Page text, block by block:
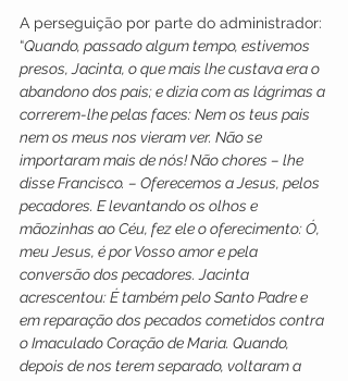
A perseguição por parte do administrador:
“Quando, passado algum tempo, estivemos
presos, Jacinta, o que mais lhe custava era o
abandono dos pais; e dizia com as lágrimas a
correrem-lhe pelas faces: Nem os teus pais
nem os meus nos vieram ver. Não se
importaram mais de nós! Não chores – lhe
disse Francisco. – Oferecemos a Jesus, pelos
pecadores. E levantando os olhos e
mãozinhas ao Céu, fez ele o oferecimento: Ó,
meu Jesus, é por Vosso amor e pela
conversão dos pecadores. Jacinta
acrescentou: É também pelo Santo Padre e
em reparação dos pecados cometidos contra
o Imaculado Coração de Maria. Quando,
depois de nos terem separado, voltaram a